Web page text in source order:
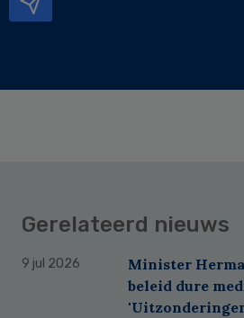
Gerelateerd nieuws
9 jul 2026
Minister
beleid dure